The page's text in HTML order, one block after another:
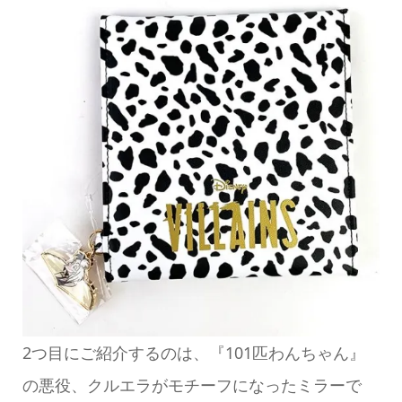
2つ目にご紹介するのは、『101匹わんちゃん』
の悪役、クルエラがモチーフになったミラーで